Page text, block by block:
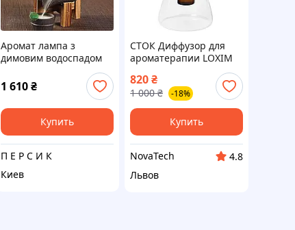
Аромат лампа з
димовим водоспадом
1 610₴
Купить
П Е Р С И К
Киев
СТОК Диффузор для
ароматерапии LOXIM
820₴
1 000 ₴ -18%
Купить
NovaTech
4.8
Львов